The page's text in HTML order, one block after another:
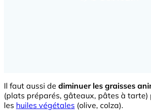
Il faut aussi de diminuer les graisses
(plats préparés, gâteaux, pâtes à tarte)
les huiles végétales (olive, colza).